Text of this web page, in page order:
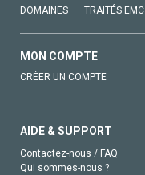
DOMAINES TRAITÉS EMC
MON COMPTE
CRÉER UN COMPTE
AIDE & SUPPORT
Contactez-nous / FAQ
Qui sommes-nous ?